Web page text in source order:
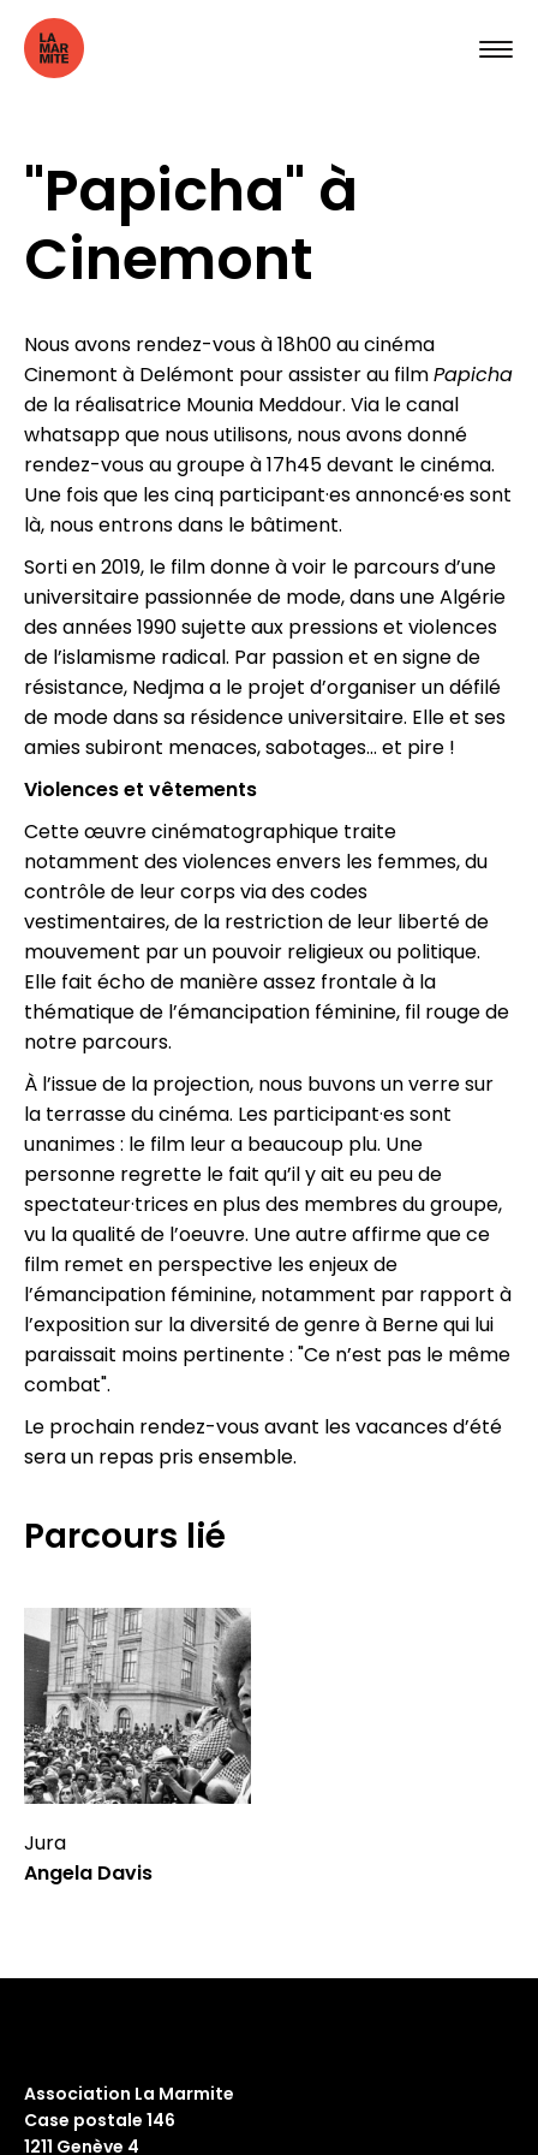
"Papicha" à
Cinemont
Nous avons rendez-vous à 18h00 au cinéma
Cinemont à Delémont pour assister au filmPapicha
de la réalisatrice Mounia Meddour. Via le canal
whatsapp que nous utilisons, nous avons donné
rendez-vous au groupe à 17h45 devant le cinéma.
Une fois que les cinq participant·es annoncé·es sont
là, nous entrons dans le bâtiment.
Sorti en 2019, le film donne à voir le parcours d’une
universitaire passionnée de mode, dans une Algérie
des années 1990 sujette aux pressions et violences
de l’islamisme radical. Par passion et en signe de
résistance, Nedjma a le projet d’organiser un défilé
de mode dans sa résidence universitaire. Elle et ses
amies subiront menaces, sabotages... et pire !
Violences et vêtements
Cette œuvre cinématographique traite
notamment des violences envers les femmes, du
contrôle de leur corps via des codes
vestimentaires, de la restriction de leur liberté de
mouvement par un pouvoir religieux ou politique.
Elle fait écho de manière assez frontale à la
thématique de l’émancipation féminine, fil rouge de
notre parcours.
À l’issue de la projection, nous buvons un verre sur
la terrasse du cinéma. Les participant·es sont
unanimes : le film leur a beaucoup plu. Une
personne regrette le fait qu’il y ait eu peu de
spectateur·trices en plus des membres du groupe,
vu la qualité de l’oeuvre. Une autre affirme que ce
film remet en perspective les enjeux de
l’émancipation féminine, notamment par rapport à
l’exposition sur la diversité de genre à Berne qui lui
paraissait moins pertinente : "Ce n’est pas le même
combat".
Le prochain rendez-vous avant les vacances d’été
sera un repas pris ensemble.
Parcours lié
Jura
Angela Davis
Association La Marmite
Case postale 146
1211 Genève 4